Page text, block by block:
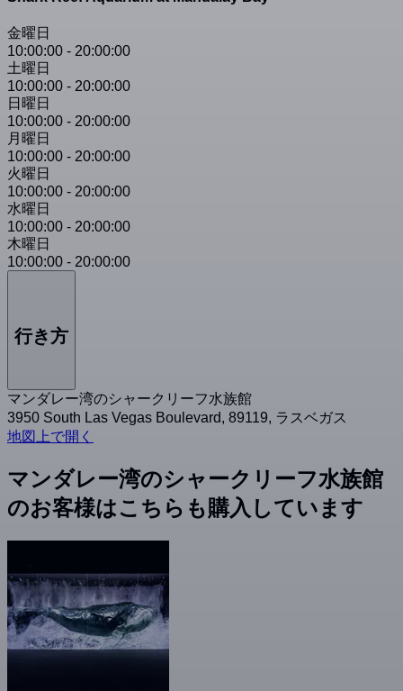
金曜日
10:00:00 - 20:00:00
土曜日
10:00:00 - 20:00:00
日曜日
10:00:00 - 20:00:00
月曜日
10:00:00 - 20:00:00
火曜日
10:00:00 - 20:00:00
水曜日
10:00:00 - 20:00:00
木曜日
10:00:00 - 20:00:00
行き方
マンダレー湾のシャークリーフ水族館
3950 South Las Vegas Boulevard, 89119, ラスベガス
地図上で開く
マンダレー湾のシャークリーフ水族館
のお客様はこちらも購入しています